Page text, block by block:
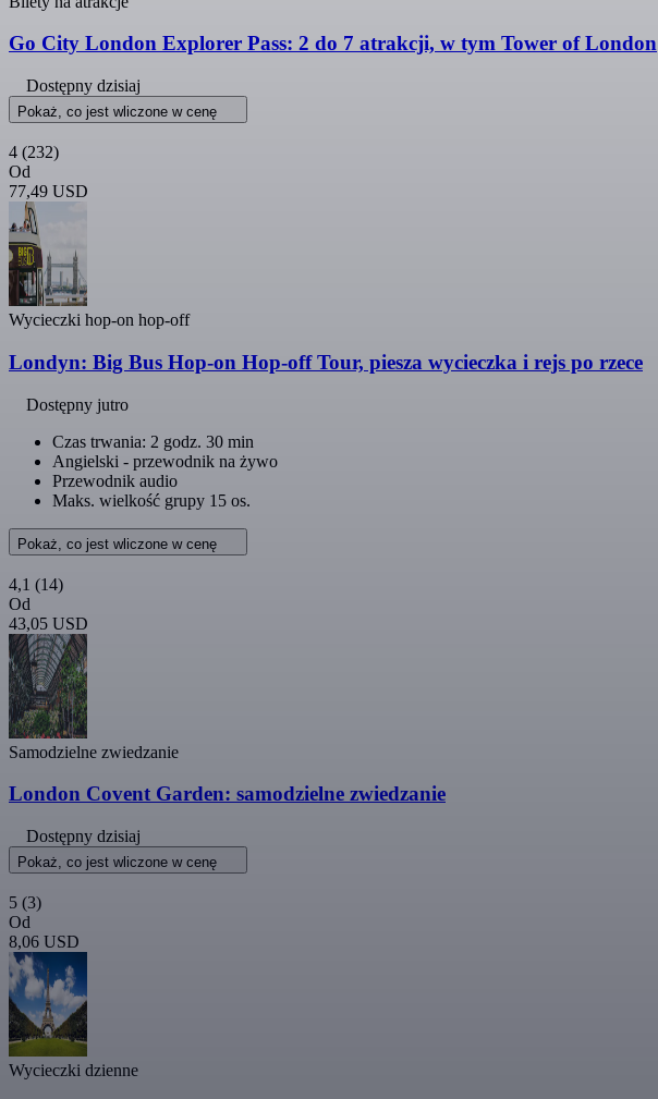
Go City London Explorer Pass: 2 do 7 atrakcji, w tym Tower of London
Dostępny dzisiaj
Pokaż, co jest wliczone w cenę
4 (232)
Od
77,49 USD
Wycieczki hop-on hop-off
Londyn: Big Bus Hop-on Hop-off Tour, piesza wycieczka i rejs po rzece
Dostępny jutro
Czas trwania: 2 godz. 30 min
Angielski - przewodnik na żywo
Przewodnik audio
Maks. wielkość grupy 15 os.
Pokaż, co jest wliczone w cenę
4,1 (14)
Od
43,05 USD
Samodzielne zwiedzanie
London Covent Garden: samodzielne zwiedzanie
Dostępny dzisiaj
Pokaż, co jest wliczone w cenę
5 (3)
Od
8,06 USD
Wycieczki dzienne